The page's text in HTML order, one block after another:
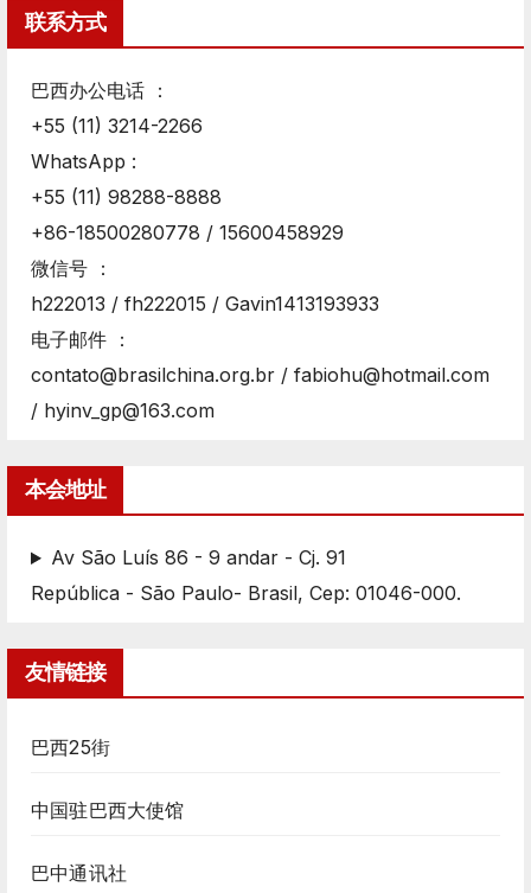
联系方式
巴西办公电话 ：
+55 (11) 3214-2266
WhatsApp :
+55 (11) 98288-8888
+86-18500280778 / 15600458929
微信号 ：
h222013 / fh222015 / Gavin1413193933
电子邮件 ：
contato@brasilchina.org.br / fabiohu@hotmail.com
/ hyinv_gp@163.com
本会地址
Av São Luís 86 - 9 andar - Cj. 91
República - São Paulo- Brasil, Cep: 01046-000.
友情链接
巴西25街
中国驻巴西大使馆
巴中通讯社